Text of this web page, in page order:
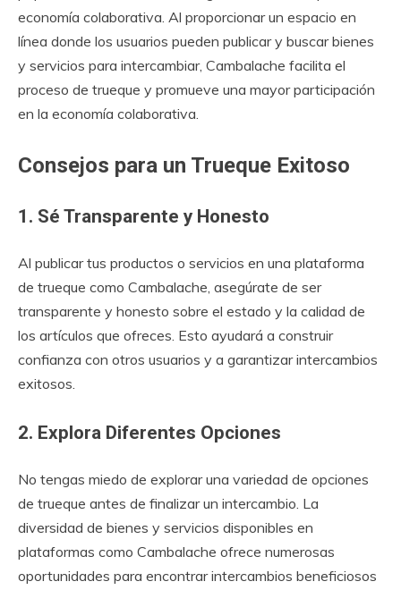
economía colaborativa. Al proporcionar un espacio en
línea donde los usuarios pueden publicar y buscar bienes
y servicios para intercambiar, Cambalache facilita el
proceso de trueque y promueve una mayor participación
en la economía colaborativa.
Consejos para un Trueque Exitoso
1. Sé Transparente y Honesto
Al publicar tus productos o servicios en una plataforma
de trueque como Cambalache, asegúrate de ser
transparente y honesto sobre el estado y la calidad de
los artículos que ofreces. Esto ayudará a construir
confianza con otros usuarios y a garantizar intercambios
exitosos.
2. Explora Diferentes Opciones
No tengas miedo de explorar una variedad de opciones
de trueque antes de finalizar un intercambio. La
diversidad de bienes y servicios disponibles en
plataformas como Cambalache ofrece numerosas
oportunidades para encontrar intercambios beneficiosos